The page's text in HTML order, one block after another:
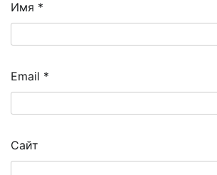
Имя *
Email *
Сайт